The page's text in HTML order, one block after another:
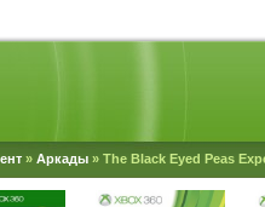
» Аркады » The Black Eyed Peas